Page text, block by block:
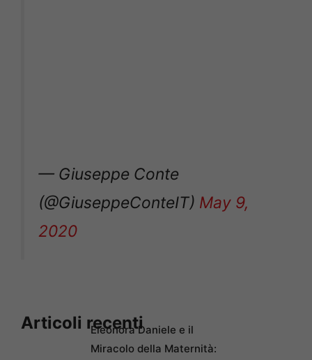
— Giuseppe Conte
(@GiuseppeConteIT) May 9,
2020
Articoli recentiEleonora Daniele e il
Miracolo della Maternità: